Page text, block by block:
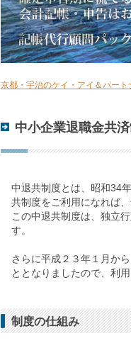
京都・宇治のケイ・アイ＆パー
中小企業退職金共
中退共制度とは、昭和34
共制度をご利用になれば
この中退共制度は、独立
す。
さらに平成２３年１月か
ととなりましたので、利
制度の仕組み